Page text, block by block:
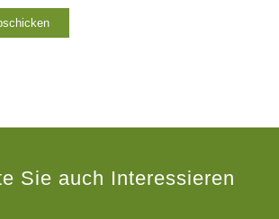
Sie auch Interessieren